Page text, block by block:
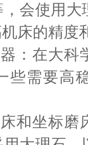
会使用
床的精度
在大科
些需要高
坐标磨